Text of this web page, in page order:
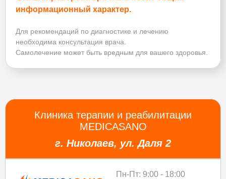
информационный характер.
Для рекомендаций по диагностике и лечению
необходима консультация врача.
Самолечение может быть вредным для вашего здоровья.
Клиника терапии и реабилитации
MEDICASANO
г. Николаев, ул. Даля 2
Пн-Пт: 9:00 - 18:00